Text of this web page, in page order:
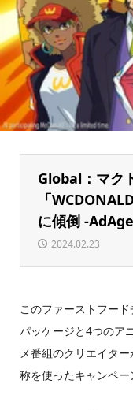
Global：マク
「
に傾倒 -AdAge
2024.02.23
このファーストフー
パッケージと4つのア
メ番組のクリエイタ
称を使ったキャンペー